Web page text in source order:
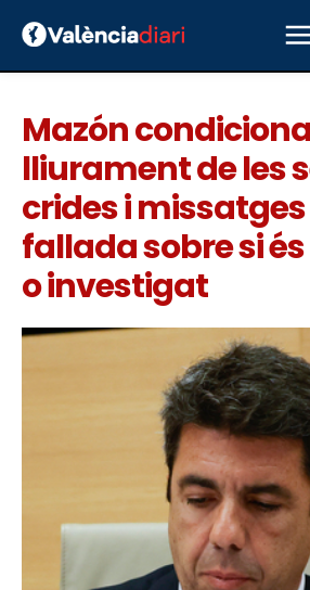
Mazón
lliurament de les
crides i
fallada sobre si
o investigat